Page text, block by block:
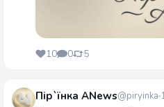
10 0 5
Пір`їнка ANews@piryinka